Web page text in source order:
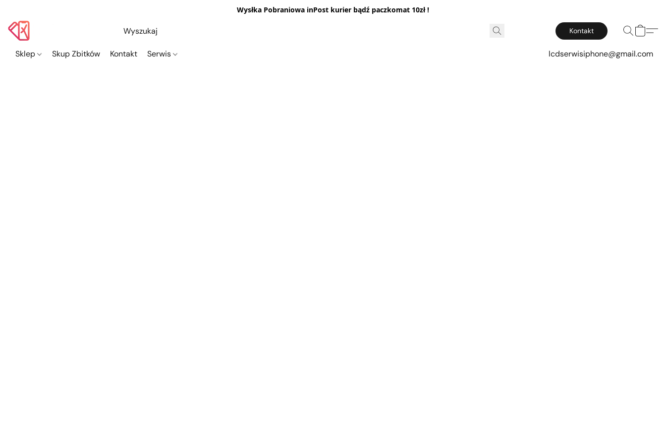
Wysłka Pobraniowa inPost kurier bądź paczkomat 10zł !
Kontakt
Sklep Skup Zbitków Kontakt Serwis lcdserwisiphone@gmail.com